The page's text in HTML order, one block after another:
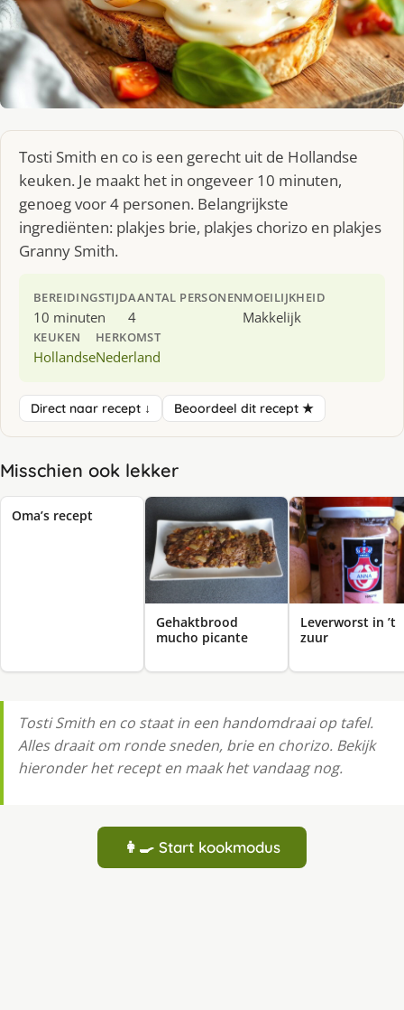
Tosti Smith en co is een gerecht uit de Hollandse
keuken. Je maakt het in ongeveer 10 minuten,
genoeg voor 4 personen. Belangrijkste
ingrediënten: plakjes brie, plakjes chorizo en plakjes
Granny Smith.
BEREIDINGSTIJD
10 minuten
AANTAL PERSONEN
4
MOEILIJKHEID
Makkelijk
KEUKEN
Hollandse
HERKOMST
Nederland
Direct naar recept ↓ Beoordeel dit recept ★
Misschien ook lekker
Oma’s recept
Gehaktbrood
mucho picante
Leverworst in ’t
zuur
Tosti Smith en co staat in een handomdraai op tafel.
Alles draait om ronde sneden, brie en chorizo. Bekijk
hieronder het recept en maak het vandaag nog.
👩‍🍳 Start kookmodus